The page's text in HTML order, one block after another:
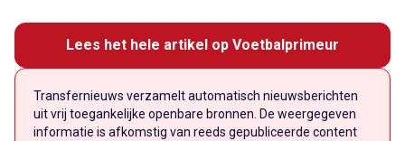
Lees het hele artikel op Voetbalprimeur
Transfernieuws verzamelt automatisch nieuwsberichten
uit vrij toegankelijke openbare bronnen. De weergegeven
informatie is afkomstig van reeds gepubliceerde content